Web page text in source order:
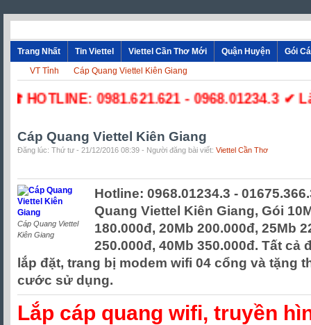
Trang Nhất Tin Viettel Viettel Cần Thơ Mới Quận Huyện
Gói
VT Tỉnh
Cáp Quang Viettel Kiên Giang
☎ HOTLINE: 0981.621.621 - 0968.01234.3
Cáp Quang Viettel Kiên Giang
Đăng lúc: Thứ tư - 21/12/2016 08:39 - Người đăng bài viết: Viettel Cần Thơ
Cáp Quang Viettel
Kiên Giang
Hotline: 0968.01234.3 -
Quang Viettel Kiên Giang, Gói
180.000đ, 20Mb 200.000đ, 25Mb
250.000đ, 40Mb 350.000đ. Tất
lắp đặt, trang bị modem wifi 04 cổng và tặng
cước sử dụng.
Lắp cáp quang wifi, truyền